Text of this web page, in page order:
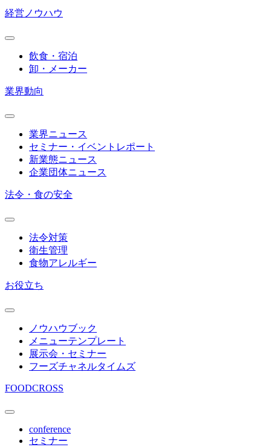
経営ノウハウ
飲食・宿泊
卸・メーカー
業界動向
業界ニュース
セミナー・イベントレポート
新業態ニュース
企業団体ニュース
法令・食の安全
法令対策
衛生管理
食物アレルギー
お役立ち
ノウハウブック
メニューテンプレート
展示会・セミナー
フーズチャネルタイムズ
FOODCROSS
conference
セミナー